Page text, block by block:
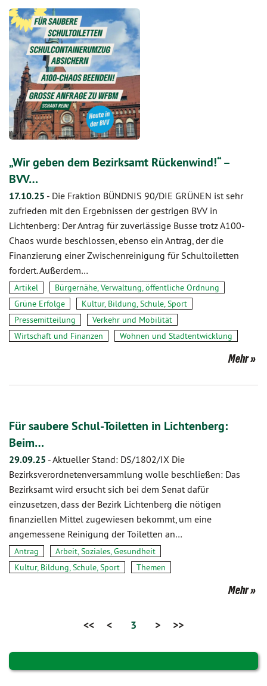
„Wir geben dem Bezirksamt Rückenwind!“ –
BVV…
17.10.25 - Die Fraktion BÜNDNIS 90/DIE GRÜNEN ist sehr
zufrieden mit den Ergebnissen der gestrigen BVV in
Lichtenberg: Der Antrag für zuverlässige Busse trotz A100-
Chaos wurde beschlossen, ebenso ein Antrag, der die
Finanzierung einer Zwischenreinigung für Schultoiletten
fordert. Außerdem…
Artikel
Bürgernähe, Verwaltung, öffentliche Ordnung
Grüne Erfolge
Kultur, Bildung, Schule, Sport
Pressemitteilung
Verkehr und Mobilität
Wirtschaft und Finanzen
Wohnen und Stadtentwicklung
Mehr
Für saubere Schul-Toiletten in Lichtenberg:
Beim…
29.09.25 -Aktueller Stand: DS/1802/IX Die
Bezirksverordnetenversammlung wolle beschließen: Das
Bezirksamt wird ersucht sich bei dem Senat dafür
einzusetzen, dass der Bezirk Lichtenberg die nötigen
finanziellen Mittel zugewiesen bekommt, um eine
angemessene Reinigung der Toiletten an…
Antrag
Arbeit, Soziales, Gesundheit
Kultur, Bildung, Schule, Sport
Themen
Mehr
<< < 3 > >>